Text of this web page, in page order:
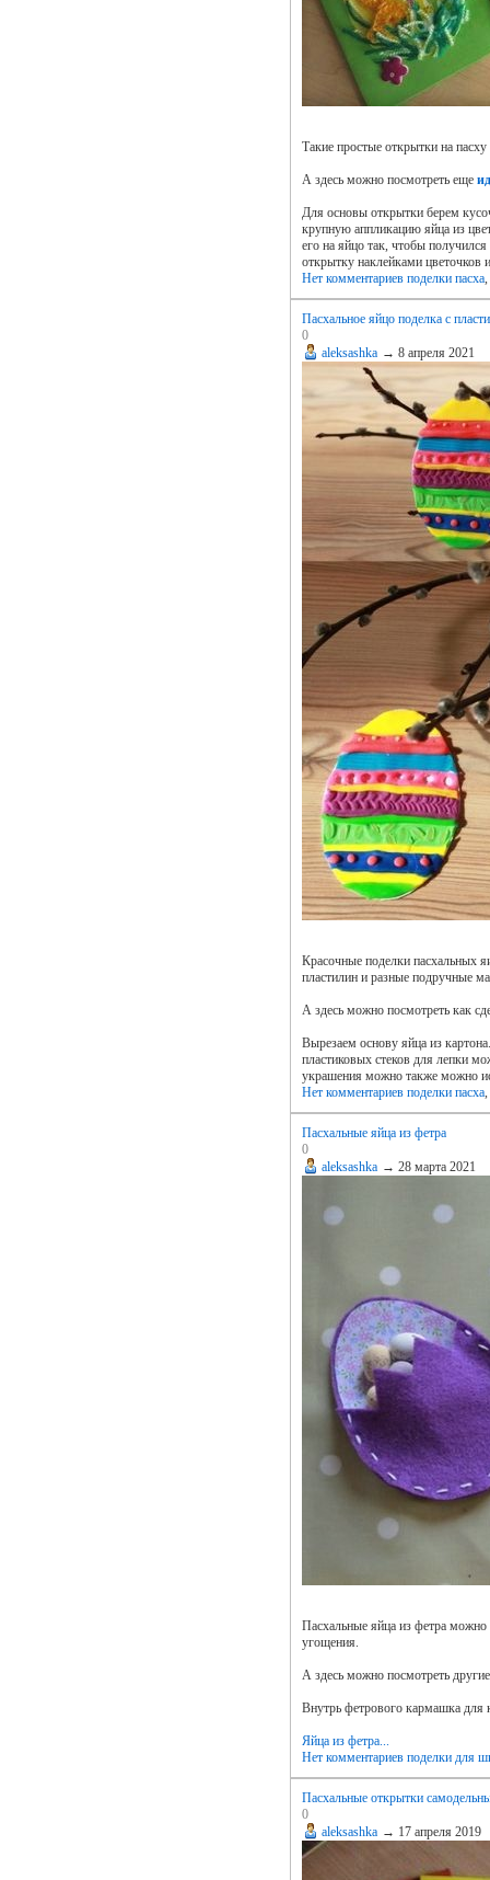
Такие простые открытки на
А здесь можно посмотреть еще
Для основы открытки берем
крупную аппликацию яйца из
его на яйцо так, чтобы
открытку наклейками
Нет комментариев поделки пасха,
Пасхальное яйцо поделка с
0
aleksashka → 8 апреля 2021
Красочные поделки пасхальных
пластилин и разные подручные
А здесь можно посмотреть как
Вырезаем основу яйца из
пластиковых стеков для лепки
украшения можно также можно
Нет комментариев поделки пасха,
Пасхальные яйца из фетра
0
aleksashka → 28 марта 2021
Пасхальные яйца из фетра можно
угощения.
А здесь можно посмотреть
Внутрь фетрового кармашка для
Яйца из фетра...
Нет комментариев поделки для
Пасхальные открытки
0
aleksashka → 17 апреля 2019